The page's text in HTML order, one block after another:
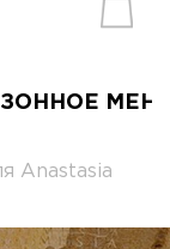
Anastasia